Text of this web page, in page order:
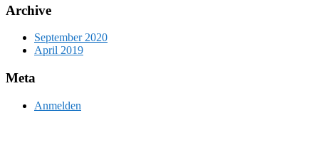
Archive
September 2020
April 2019
Meta
Anmelden